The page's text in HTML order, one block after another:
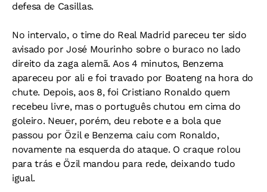
defesa de Casillas.
No intervalo, o time do Real Madrid pareceu ter sido
avisado por José Mourinho sobre o buraco no lado
direito da zaga alemã. Aos 4 minutos, Benzema
apareceu por ali e foi travado por Boateng na hora do
chute. Depois, aos 8, foi Cristiano Ronaldo quem
recebeu livre, mas o português chutou em cima do
goleiro. Neuer, porém, deu rebote e a bola que
passou por Özil e Benzema caiu com Ronaldo,
novamente na esquerda do ataque. O craque rolou
para trás e Özil mandou para rede, deixando tudo
igual.